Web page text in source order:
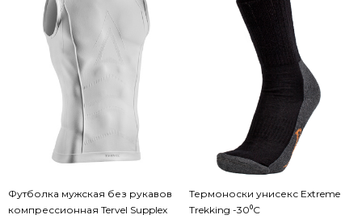
Футболка мужская без рукавов
компрессионная Tervel Supplex
Термоноски унисекс Extreme
Trekking -30⁰С